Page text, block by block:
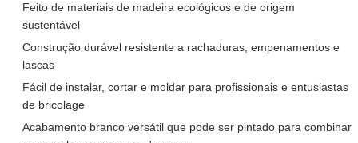
Feito de materiais de madeira ecológicos e de origem
sustentável
Construção durável resistente a rachaduras, empenamentos e
lascas
Fácil de instalar, cortar e moldar para profissionais e entusiastas
de bricolage
Acabamento branco versátil que pode ser pintado para combinar